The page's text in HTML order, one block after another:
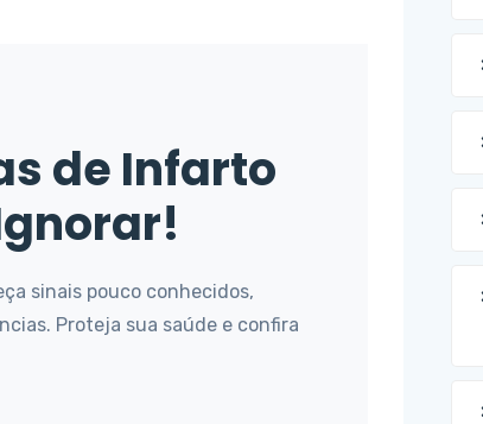
de Infarto
sinais pouco conhecidos,
Proteja sua saúde e confira